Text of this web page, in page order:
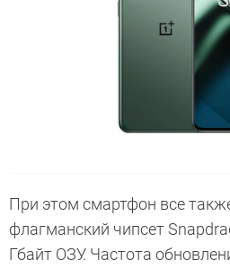
При этом смартфон все
флагманский чипсет
Гбайт ОЗУ. Частота